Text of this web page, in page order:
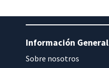
Información General
Sobre nosotros